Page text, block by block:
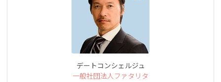
デートコンシェルジュ
一般社団法人ファタリタ